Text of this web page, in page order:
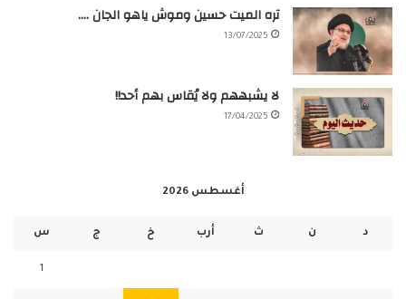
تره الميت حسين وموش ياهو الجان ….
13/07/2025
لا يشبههم ولا يُقاس بهم أحد!!
17/04/2025
أغسطس 2026
د ن ث أرب خ ج س
1